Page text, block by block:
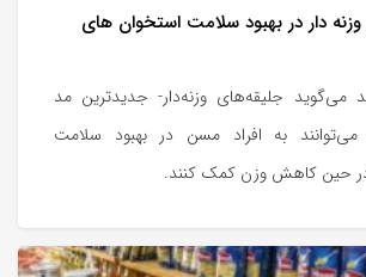
وزنه دار در بهبود سلامت استخوان های
جلیقه‌های وزنه‌دار- جدیدترین مد
می‌توانند به افراد مسن در بهبود سلامت
حین کاهش وزن کمک کنند.